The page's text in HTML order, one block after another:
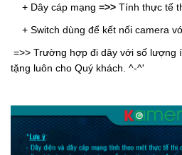
+ Dây cáp mạng =>> Tính thực tế
+ Switch dùng để kết nối camera
=>> Trường hợp đi dây với số lượng
tặng luôn cho Quý khách. ^-^'